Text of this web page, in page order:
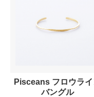
Pisceans フロウラ
バングル